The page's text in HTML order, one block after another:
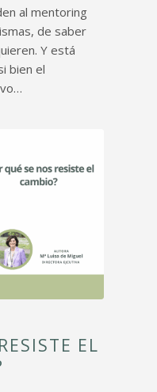
al mentoring
de saber
Y está
bien el
EL